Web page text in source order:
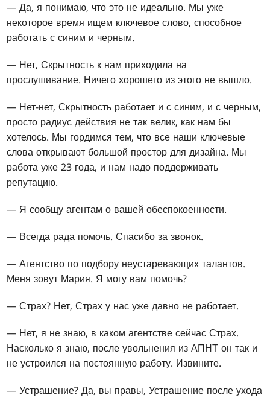
— Да, я понимаю, что это не идеально. Мы уже
некоторое время ищем ключевое слово, способное
работать с синим и черным.
— Нет, Скрытность к нам приходила на
прослушивание. Ничего хорошего из этого не вышло.
— Нет-нет, Скрытность работает и с синим, и с черным,
просто радиус действия не так велик, как нам бы
хотелось. Мы гордимся тем, что все наши ключевые
слова открывают большой простор для дизайна. Мы
работа уже 23 года, и нам надо поддерживать
репутацию.
— Я сообщу агентам о вашей обеспокоенности.
— Всегда рада помочь. Спасибо за звонок.
— Агентство по подбору неустаревающих талантов.
Меня зовут Мария. Я могу вам помочь?
— Страх? Нет, Страх у нас уже давно не работает.
— Нет, я не знаю, в каком агентстве сейчас Страх.
Насколько я знаю, после увольнения из АПНТ он так и
не устроился на постоянную работу. Извините.
— Устрашение? Да, вы правы, Устрашение после ухода